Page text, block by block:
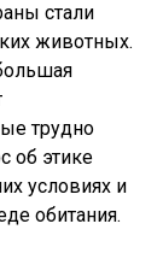
стали
животных.
трудно
об этике
условиях и
обитания.